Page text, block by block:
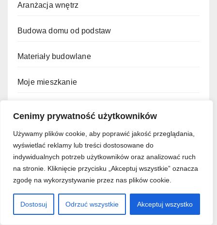
Cenimy prywatność użytkowników
Używamy plików cookie, aby poprawić jakość przeglądania,
wyświetlać reklamy lub treści dostosowane do
indywidualnych potrzeb użytkowników oraz analizować ruch
na stronie. Kliknięcie przycisku „Akceptuj wszystkie” oznacza
zgodę na wykorzystywanie przez nas plików cookie.
Dostosuj Odrzuć wszystkie Akceptuj wszystko
Aranżacja wnętrz
Budowa domu od podstaw
Materiały budowlane
Moje mieszkanie
Smart Home
Termoizolacja